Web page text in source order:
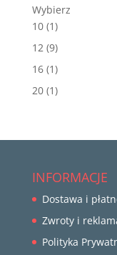
Wybierz
10 (1)
12 (9)
16 (1)
20 (1)
INFORMACJE
Dostawa i
Zwroty i
Polityka